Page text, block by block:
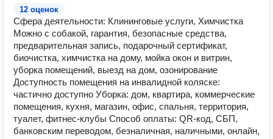
12 оценок
Сфера деятельности: Клининговые услуги, Химчистка
Можно с собакой, гарантия, безопасные средства,
предварительная запись, подарочный сертификат,
биочистка, химчистка на дому, мойка окон и витрин,
уборка помещений, выезд на дом, озонирование
Доступность помещения на инвалидной коляске:
частично доступно Уборка: дом, квартира, коммерческие
помещения, кухня, магазин, офис, спальня, территория,
туалет, фитнес-клубы Способ оплаты: QR-код, СБП,
банковским переводом, безналичная, наличными, онлайн,